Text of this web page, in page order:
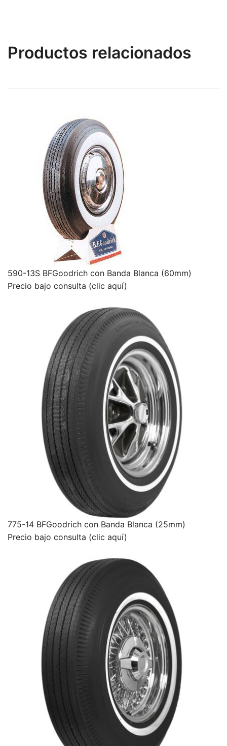
Productos relacionados
590-13S BFGoodrich con Banda Blanca (60mm)
Precio bajo consulta (clic aquí)
775-14 BFGoodrich con Banda Blanca (25mm)
Precio bajo consulta (clic aquí)